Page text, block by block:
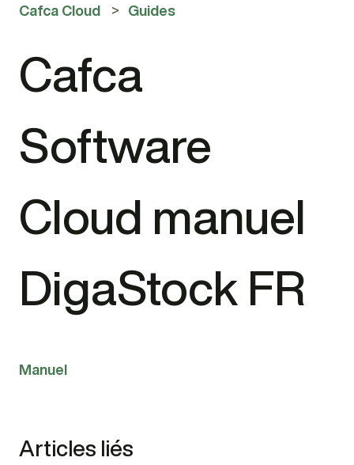
Cafca Cloud
Guides
Cafca
Software
Cloud manuel
DigaStock FR
Manuel
Articles liés